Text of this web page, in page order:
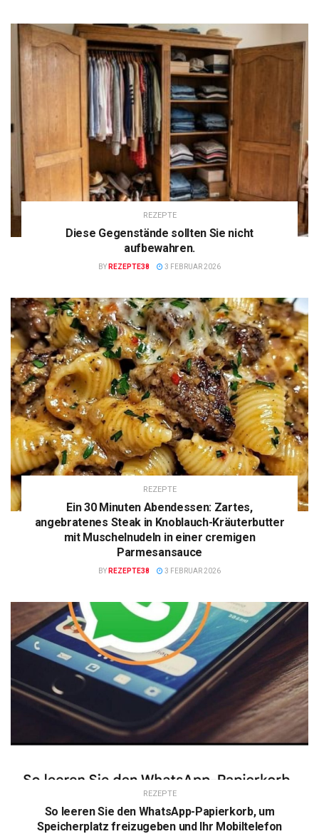
REZEPTE
Diese Gegenstände sollten Sie nicht
aufbewahren.
BY REZEPTE38 3 FEBRUAR 2026
REZEPTE
Ein 30 Minuten Abendessen: Zartes,
angebratenes Steak in Knoblauch-Kräuterbutter
mit Muschelnudeln in einer cremigen
Parmesansauce
BY REZEPTE38 3 FEBRUAR 2026
REZEPTE
So leeren Sie den WhatsApp-Papierkorb, um
Speicherplatz freizugeben und Ihr Mobiltelefon